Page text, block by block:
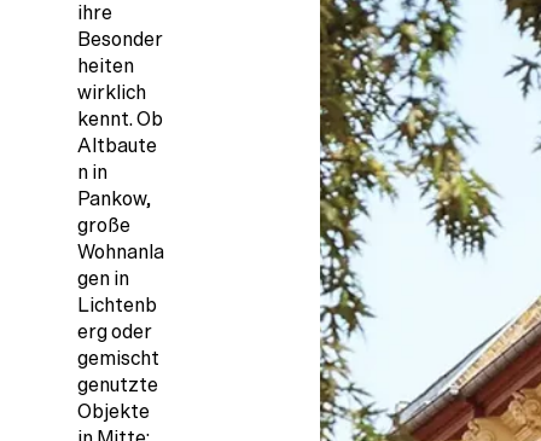
ihre
Besonder
heiten
wirklich
kennt. Ob
Altbaute
n in
Pankow,
große
Wohnanla
gen in
Lichtenb
erg oder
gemischt
genutzte
Objekte